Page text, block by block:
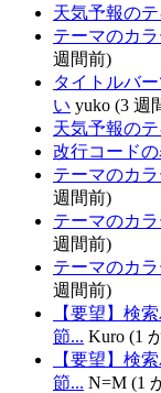
天気予報の
テーマのカ
週間前)
タイトルバ
い yuko (3 週
天気予報の
改行コード
テーマのカ
週間前)
テーマのカ
週間前)
テーマのカ
週間前)
【要望】検
節... Kuro (1
【要望】検
節... N=M (1